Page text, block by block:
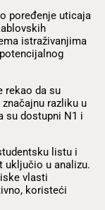
poređenje uticaja
istraživanjima
rekao da su
razliku u
su dostupni N1 i
listu i
uključio u analizu.
vlasti
koristeći